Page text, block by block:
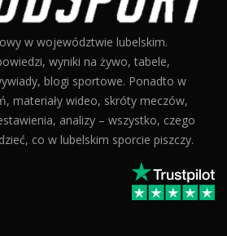
w województwie lubelskim.
wyniki na żywo, tabele,
blogi sportowe. Ponadto w
materiały wideo, skróty meczów,
analizy – wszystko, czego
co w lubelskim sporcie piszczy.